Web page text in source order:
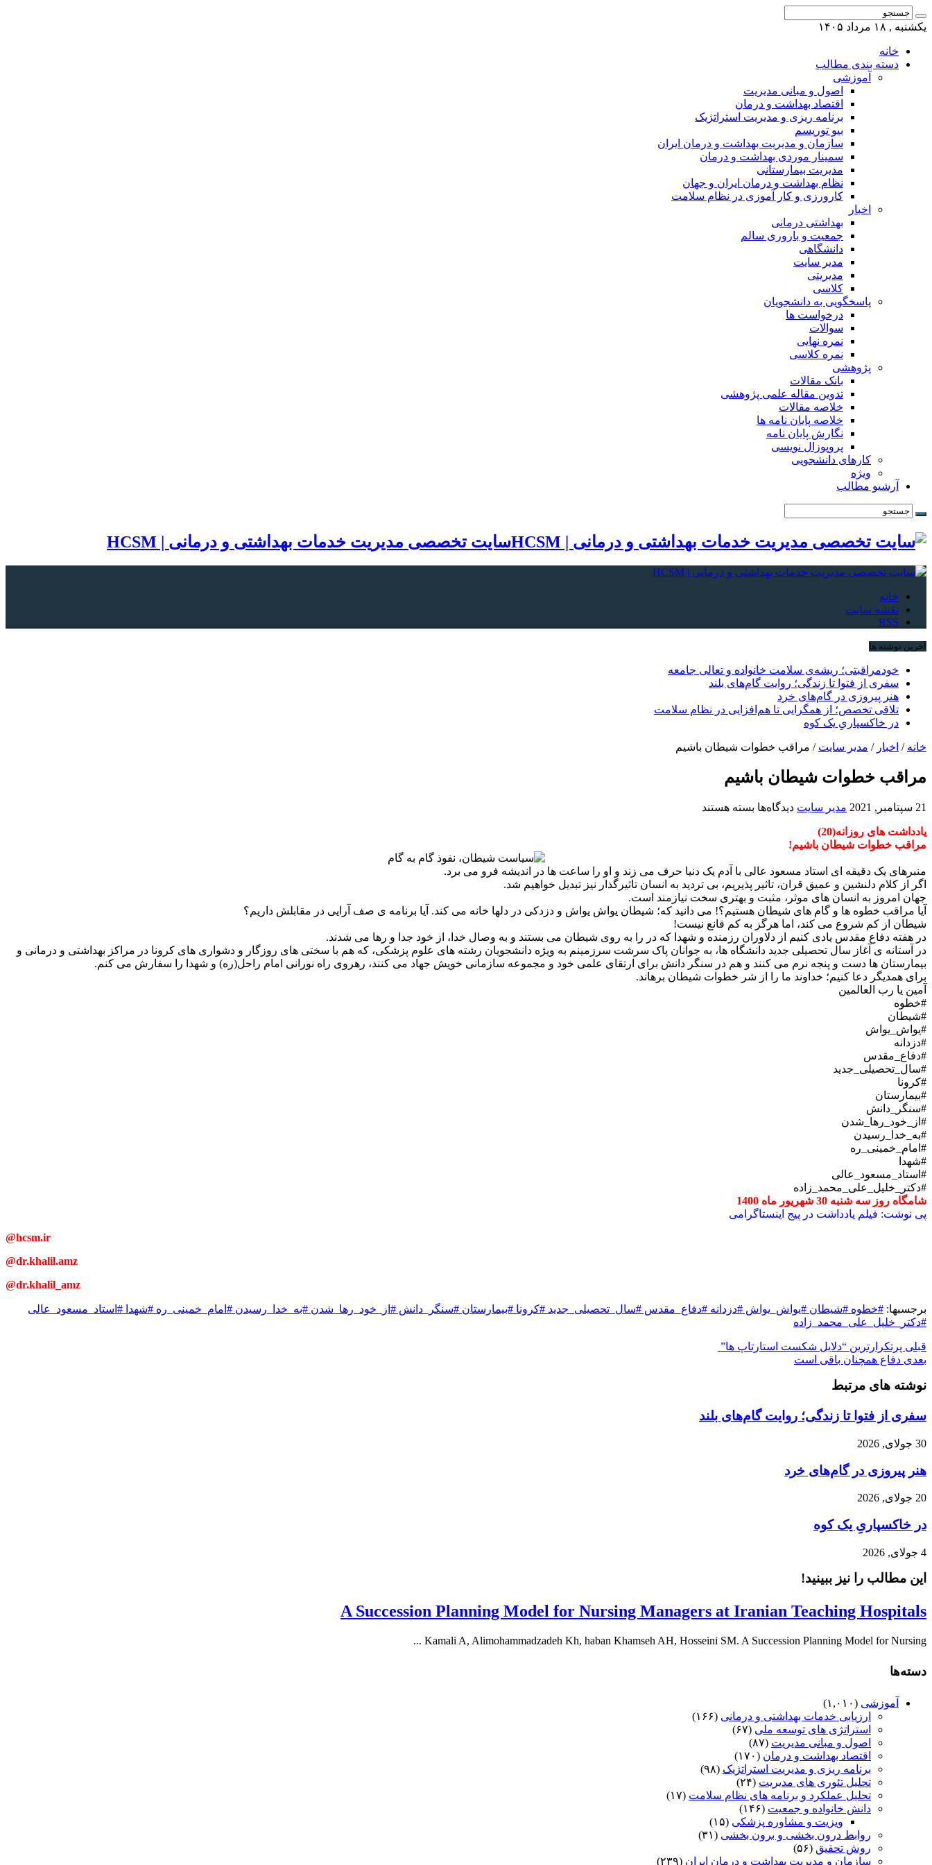
یکشنبه , ۱۸ مرداد ۱۴۰۵
خانه
دسته بندی مطالب
آموزشی
اصول و مبانی مدیریت
اقتصاد بهداشت و درمان
برنامه ریزی و مدیریت استراتژیک
بیو توریسم
سازمان و مدیریت بهداشت و درمان ایران
سمینار موردی بهداشت و درمان
مدیریت بیمارستانی
نظام بهداشت و درمان ایران و جهان
کارورزی و کار آموزی در نظام سلامت
اخبار
بهداشتی درمانی
جمعیت و باروری سالم
دانشگاهی
مدیر سایت
مدیریتی
کلاسی
پاسخگویی به دانشجویان
درخواست ها
سوالات
نمره نهایی
نمره کلاسی
پژوهشی
بانک مقالات
تدوین مقاله علمی پژوهشی
خلاصه مقالات
خلاصه پایان نامه ها
نگارش پایان نامه
پروپوزال نویسی
کارهای دانشجویی
ویژه
آرشیو مطالب
سایت تخصصی مدیریت خدمات بهداشتی و درمانی | HCSM
خانه
نقشه سایت
RSS
آخرین نوشته ها
خودمراقبتی؛ ریشه‌ی سلامت خانواده و تعالی جامعه
سفری از فتوا تا زندگی؛ روایت گام‌های بلند
هنر پیروزی در گام‌های خرد
تلاقی تخصص؛ از همگرایی تا هم‌افزایی در نظام سلامت
در خاکسپاریِ یک کوه
خانه / اخبار / مدیر سایت / مراقب خطوات شیطان باشیم
مراقب خطوات شیطان باشیم
21 سپتامبر, 2021 مدیر سایت دیدگاه‌ها برای
بسته هستند
یادداشت های روزانه(20)
مراقب خطوات شیطان باشیم!
منبرهای یک دقیقه ای استاد مسعود عالی با آدم یک دنیا حرف می زند و او را ساعت ها در اندیشه فرو می برد.
اگر از کلام دلنشین و عمیق قران، تاثیر پذیریم، بی تردید به انسان تاثیرگذار نیز تبدیل خواهیم شد.
جهان امروز به انسان های موثر، مثبت و بهتری سخت نیازمند است.
آیا مراقب خطوه ها و گام های شیطان هستیم؟! می دانید که؛ شیطان یواش یواش و دزدکی در دلها خانه می کند. آیا برنامه ی صف آرایی در مقابلش داریم؟
شیطان از کم شروع می کند، اما هرگز به کم قانع نیست!
در هفته دفاع مقدس یادی کنیم از دلاوران رزمنده و شهدا که در را به روی شیطان می بستند و به وصال خدا، از خود جدا و رها می شدند.
در آستانه ی آغاز سال تحصیلی جدید دانشگاه ها، به جوانان پاک سرشت سرزمینم به ویژه دانشجویان رشته های علوم پزشکی، که هم با سختی های روزگار و دشواری های کرونا در مراکز بهداشتی و درمانی و
بیمارستان ها دست و پنجه نرم می کنند و هم در سنگر دانش برای ارتقای علمی خود و مجموعه سازمانی خویش جهاد می کنند، رهروی راه نورانی امام راحل(ره) و شهدا را سفارش می کنم.
برای همدیگر دعا کنیم؛ خداوند ما را از شر خطوات شیطان برهاند.
آمین یا رب العالمین
#خطوه
#شیطان
#یواش_یواش
#دزدانه
#دفاع_مقدس
#سال_تحصیلی_جدید
#کرونا
#بیمارستان
#سنگر_دانش
#از_خود_رها_شدن
#به_خدا_رسیدن
#امام_خمینی_ره
#شهدا
#استاد_مسعود_عالی
#دکتر_خلیل_علی_محمد_زاده
شامگاه روز سه شنبه 30 شهریور ماه 1400
پی نوشت: فیلم یادداشت در پیج اینستاگرامی
@hcsm.ir
@dr.khalil.amz
@dr.khalil_amz
برجسبها: #خطوه #شیطان #یواش_یواش #دزدانه #دفاع_مقدس #سال_تحصیلی_جدید #کرونا #بیمارستان #سنگر_دانش #از_خود_رها_شدن #به_خدا_رسیدن #امام_خمینی_ره #شهدا #استاد_مسعود_عالی
#دکتر_خلیل_علی_محمد_زاده
قبلی پرتکرارترین “دلایل شکست استارتاپ ها”
بعدی دفاع همچنان باقی است
نوشته های مرتبط
سفری از فتوا تا زندگی؛ روایت گام‌های بلند
30 جولای, 2026
هنر پیروزی در گام‌های خرد
20 جولای, 2026
در خاکسپاریِ یک کوه
4 جولای, 2026
این مطالب را نیز ببینید!
A Succession Planning Model for Nursing Managers at Iranian Teaching Hospitals
Kamali A, Alimohammadzadeh Kh, haban Khamseh AH, Hosseini SM. A Succession Planning Model for Nursing ...
دسته‌ها
آموزشی (۱,۰۱۰)
ارزیابی خدمات بهداشتی و درمانی (۱۶۶)
استراتژی های توسعه ملی (۶۷)
اصول و مبانی مدیریت (۸۷)
اقتصاد بهداشت و درمان (۱۷۰)
برنامه ریزی و مدیریت استراتژیک (۹۸)
تحلیل تئوری های مدیریت (۲۴)
تحلیل عملکرد و برنامه های نظام سلامت (۱۷)
دانش خانواده و جمعیت (۱۴۶)
ویزیت و مشاوره پزشکی (۱۵)
روابط درون بخشی و برون بخشی (۳۱)
روش تحقیق (۵۶)
سازمان و مدیریت بهداشت و درمان ایران (۲۳۹)